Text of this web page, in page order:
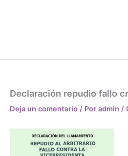
Declaración repudio fallo
Deja un comentario / Por admin /